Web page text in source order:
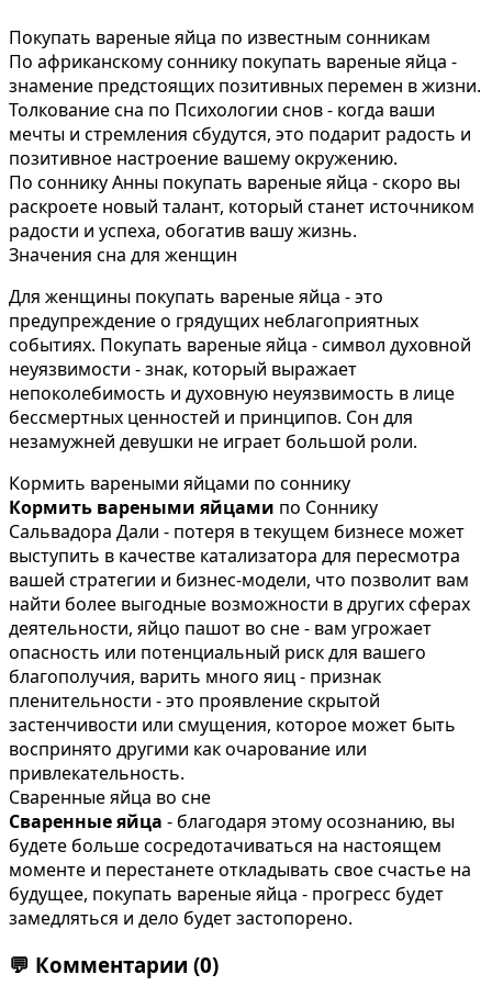
Покупать вареные яйца по известным сонникам
По африканскому соннику покупать вареные яйца -
знамение предстоящих позитивных перемен в жизни.
Толкование сна по Психологии снов - когда ваши
мечты и стремления сбудутся, это подарит радость и
позитивное настроение вашему окружению.
По соннику Анны покупать вареные яйца - скоро вы
раскроете новый талант, который станет источником
радости и успеха, обогатив вашу жизнь.
Значения сна для женщин
Для женщины покупать вареные яйца - это
предупреждение о грядущих неблагоприятных
событиях. Покупать вареные яйца - символ духовной
неуязвимости - знак, который выражает
непоколебимость и духовную неуязвимость в лице
бессмертных ценностей и принципов. Сон для
незамужней девушки не играет большой роли.
Кормить вареными яйцами по соннику
Кормить вареными яйцами по Соннику
Сальвадора Дали - потеря в текущем бизнесе может
выступить в качестве катализатора для пересмотра
вашей стратегии и бизнес-модели, что позволит вам
найти более выгодные возможности в других сферах
деятельности, яйцо пашот во сне - вам угрожает
опасность или потенциальный риск для вашего
благополучия, варить много яиц - признак
пленительности - это проявление скрытой
застенчивости или смущения, которое может быть
воспринято другими как очарование или
привлекательность.
Сваренные яйца во сне
Сваренные яйца - благодаря этому осознанию, вы
будете больше сосредотачиваться на настоящем
моменте и перестанете откладывать свое счастье на
будущее, покупать вареные яйца - прогресс будет
замедляться и дело будет застопорено.
💬 Комментарии (0)